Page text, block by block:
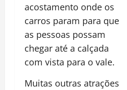
acostamento onde os
carros param para que
as pessoas possam
chegar até a calçada
com vista para o vale.
Muitas outras atrações